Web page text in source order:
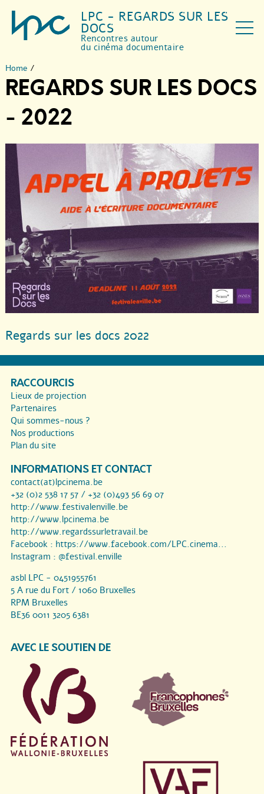
LPC - REGARDS SUR LES
DOCS
Rencontres autour
du cinéma documentaire
Home /
REGARDS SUR LES DOCS
- 2022
Regards sur les docs 2022
RACCOURCIS
Lieux de projection
Partenaires
Qui sommes-nous ?
Nos productions
Plan du site
INFORMATIONS ET CONTACT
contact(at)lpcinema.be
+32 (0)2 538 17 57 / +32 (0)493 56 69 07
http://www.festivalenville.be
http://www.lpcinema.be
http://www.regardssurletravail.be
Facebook : https://www.facebook.com/LPC.cinema...
Instagram : @festival.enville
asbl LPC - 0451955761
5 A rue du Fort / 1060 Bruxelles
RPM Bruxelles
BE36 0011 3205 6381
AVEC LE SOUTIEN DE